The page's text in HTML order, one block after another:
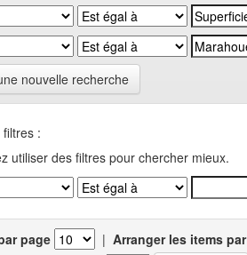
nouvelle recherche
:
utiliser des filtres pour chercher mieux.
page | Arranger les items par